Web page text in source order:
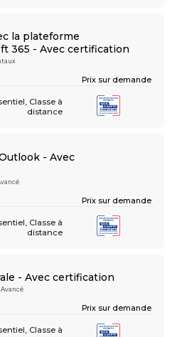
la plateforme
365 - Avec certification
Prix sur demande
Classe à
distance
- Avec
Prix sur demande
Classe à
distance
- Avec certification
Prix sur demande
Classe à